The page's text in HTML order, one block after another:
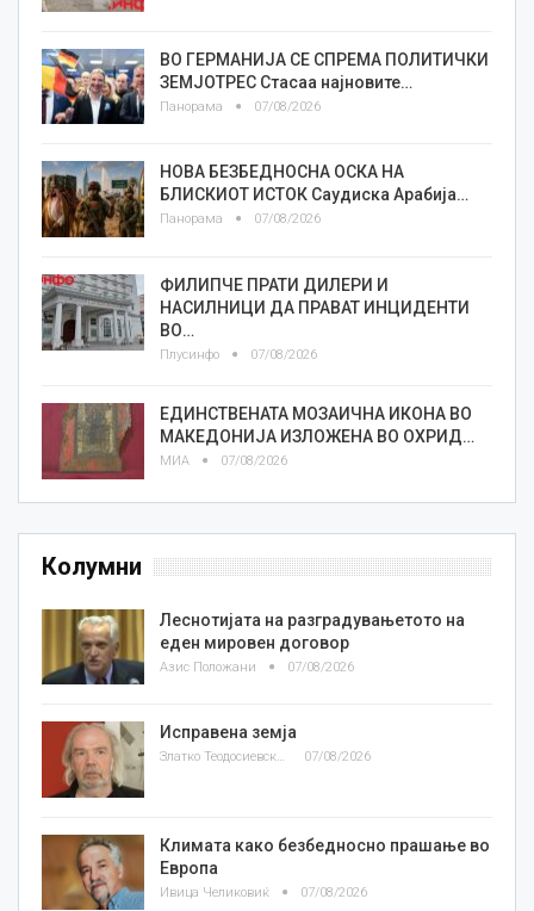
ВО ГЕРМАНИЈА СЕ СПРЕМА ПОЛИТИЧКИ
ЗЕМЈОТРЕС Стасаа најновите…
Панорама 07/08/2026
НОВА БЕЗБЕДНОСНА ОСКА НА
БЛИСКИОТ ИСТОК Саудиска Арабија…
Панорама 07/08/2026
ФИЛИПЧЕ ПРАТИ ДИЛЕРИ И
НАСИЛНИЦИ ДА ПРАВАТ ИНЦИДЕНТИ
ВО…
Плусинфо 07/08/2026
ЕДИНСТВЕНАТА МОЗАИЧНА ИКОНА ВО
МАКЕДОНИЈА ИЗЛОЖЕНА ВО ОХРИД…
МИА 07/08/2026
Колумни
Леснотијата на разградувањетото на
еден мировен договор
Азис Положани 07/08/2026
Исправена земја
Златко Теодосиевски 07/08/2026
Климата како безбедносно прашање во
Европа
Ивица Челиковиќ 07/08/2026